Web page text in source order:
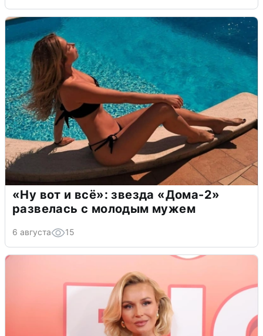
«Ну вот и всё»: звезда «Дома-2»
развелась с молодым мужем
6 августа 15